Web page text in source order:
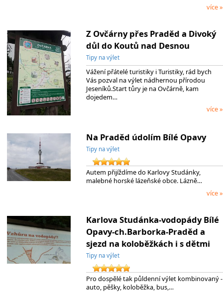
více »
Z Ovčárny přes Praděd a Divoký
důl do Koutů nad Desnou
Tipy na výlet
Vážení přátelé turistiky i Turistiky, rád bych
Vás pozval na výlet nádhernou přírodou
Jeseníků.Start tůry je na Ovčárně, kam
dojedem…
více »
Na Praděd údolím Bílé Opavy
Tipy na výlet
Autem přijíždíme do Karlovy Studánky,
malebné horské lázeňské obce. Lázně…
více »
Karlova Studánka-vodopády Bílé
Opavy-ch.Barborka-Praděd a
sjezd na koloběžkách i s dětmi
Tipy na výlet
Pro dospělé tak půldenní výlet kombinovaný -
auto, pěšky, koloběžka, bus,…